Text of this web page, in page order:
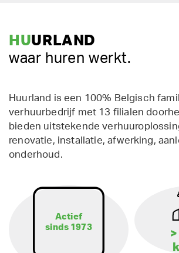
HUURLAND
waar huren werkt.
Huurland is een 100% Belgisch
verhuurbedrijf met 13 filialen
bieden uitstekende
renovatie, installatie, afwerking,
onderhoud.
Actief
sinds 1973